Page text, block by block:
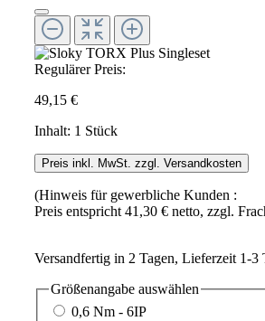
Regulärer Preis:
49,15 €
Inhalt: 1 Stück
Preis inkl. MwSt. zzgl. Versandkosten
(Hinweis für gewerbliche Kunden :
Preis entspricht 41,30 € netto, zzgl.
Versandfertig in 2 Tagen, Lieferzeit 1-3
Größenangabe auswählen
0,6 Nm - 6IP